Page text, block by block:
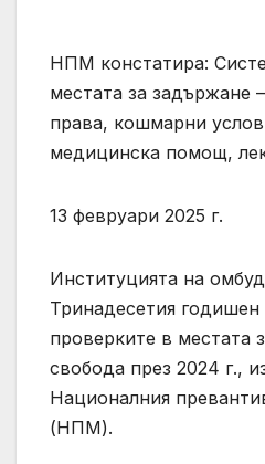
НПМ констатира:
местата за задържане
права, кошмарни
медицинска помощ,
13 февруари 2025 г.
Институцията на
Тринадесетия
проверките в местата
свобода през 2024 г.,
Националния
(НПМ).